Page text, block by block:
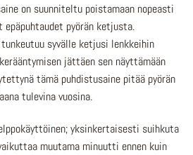
on suunniteltu poistamaan nopeasti
pyörän ketjusta.
syvälle ketjusi lenkkeihin
jättäen sen näyttämään
tämä puhdistusaine pitää pyörän
tulevina vuosina.
yksinkertaisesti suihkuta
muutama minuutti ennen kuin